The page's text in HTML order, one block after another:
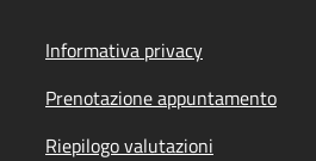
Informativa privacy
Prenotazione appuntamento
Riepilogo valutazioni